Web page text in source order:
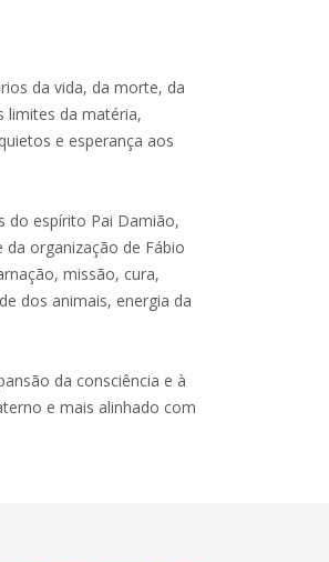
da vida, da morte, da
limites da matéria,
e esperança aos
do espírito Pai Damião,
organização de Fábio
missão, cura,
dos animais, energia da
da consciência e à
e mais alinhado com